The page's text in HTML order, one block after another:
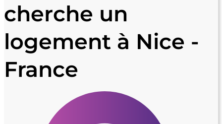
cherche un
logement à Nice -
France